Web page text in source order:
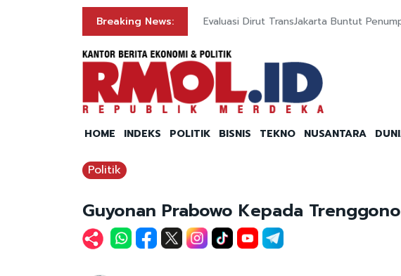
Breaking News: Evaluasi Dirut TransJakarta Buntut
HOME INDEKS POLITIK BISNIS TEKNO NUSANTARA
Politik
Guyonan Prabowo Kepada